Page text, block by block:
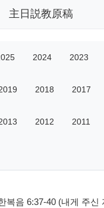
主日説教原稿
2024 2023
2018 2017
2012 2011
복음 6:37-40 (내게 주신